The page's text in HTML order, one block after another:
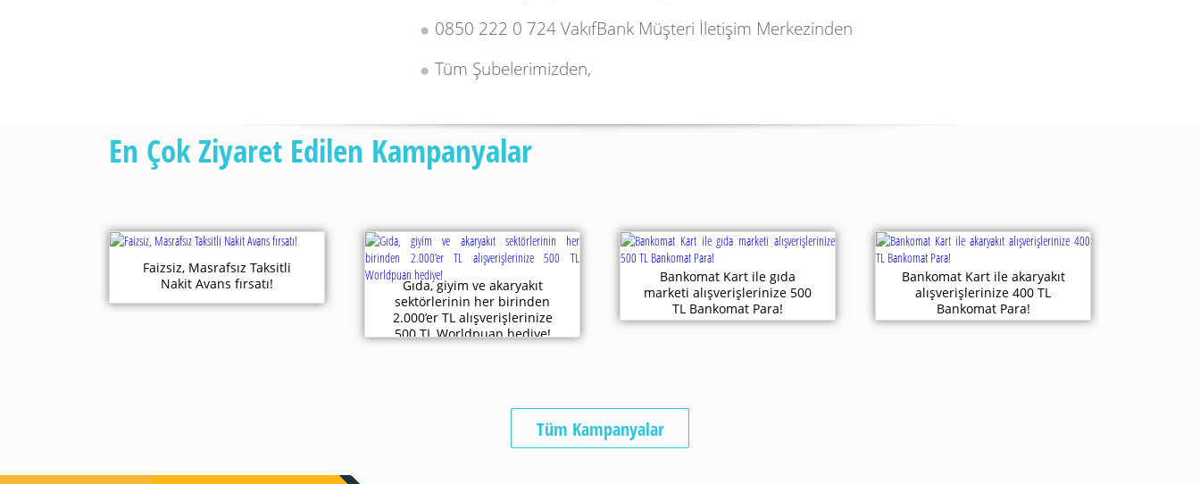
0850 222 0 724 VakıfBank Müşteri İletişim Merkezinden
Tüm Şubelerimizden,
En Çok Ziyaret Edilen Kampanyalar
Faizsiz, Masrafsız Taksitli
Nakit Avans fırsatı!
Gıda, giyim ve akaryakıt
sektörlerinin her birinden
2.000’er TL alışverişlerinize
500 TL Worldpuan hediye!
Bankomat Kart ile gıda
marketi alışverişlerinize 500
TL Bankomat Para!
Bankomat Kart ile akaryakıt
alışverişlerinize 400 TL
Bankomat Para!
Tüm Kampanyalar